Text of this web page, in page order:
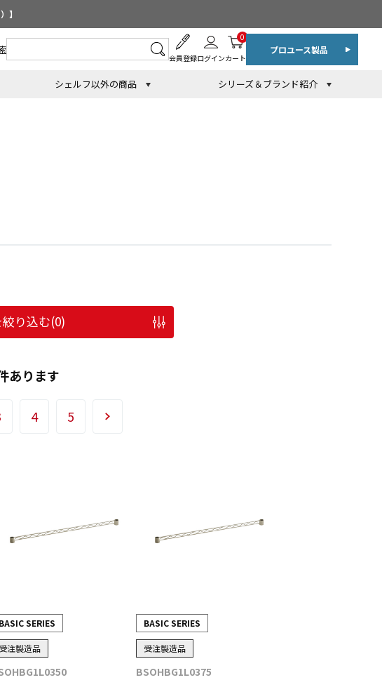
】
会員登録ログインカート
0
プロユース製品
シェルフ以外の商品 シリーズ＆ブランド紹介
り込む(0)
あります
4 5
BASIC SERIES
受注製造品
BASIC SERIES
受注製造品
BSOHBG1L0375